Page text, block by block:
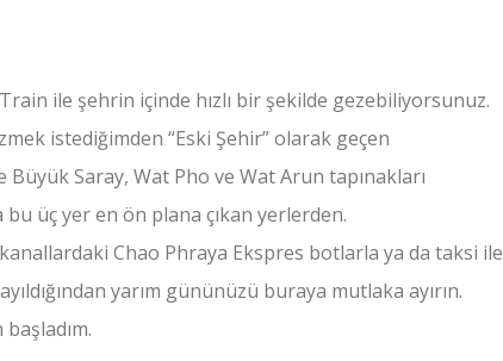
ile şehrin içinde hızlı bir şekilde gezebiliyorsunuz.
istediğimden “Eski Şehir” olarak geçen
Büyük Saray, Wat Pho ve Wat Arun tapınakları
üç yer en ön plana çıkan yerlerden.
Chao Phraya Ekspres botlarla ya da taksi ile
yarım gününüzü buraya mutlaka ayırın.